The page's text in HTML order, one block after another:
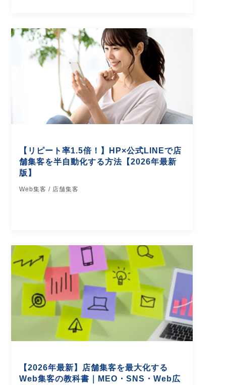
【リピート率1.5倍！】HP×公式LINEで店
舗集客を半自動化する方法【2026年最新
版】
Web集客 / 店舗集客
【2026年最新】店舗集客を最大化する
Web集客の教科書｜MEO・SNS・Web広